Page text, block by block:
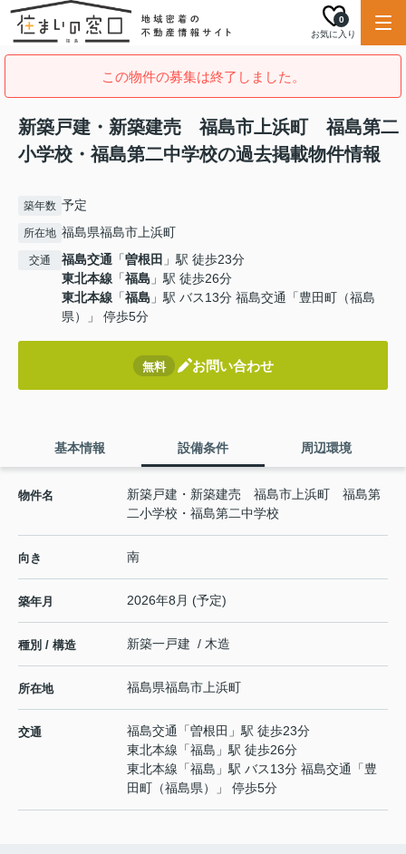
お気に入り
0
この物件の募集は終了しました。
新築戸建・新築建売 福島市上浜町 福島第二
小学校・福島第二中学校の過去掲載物件情報
築年数 予定
所在地 福島県福島市上浜町
交通 福島交通 「曽根田 」駅 徒歩23分
東北本線 「福島 」駅 徒歩26分
東北本線 「福島 」駅 バス13分 福島交通「豊田町（福島
県）」 停歩5分
無料 お問い合わせ
基本情報 設備条件 周辺環境
物件名
新築戸建・新築建売 福島市上浜町 福島第
二小学校・福島第二中学校
向き 南
築年月 2026年8月 (予定)
種別 / 構造 新築一戸建 / 木造
所在地 福島県福島市 上浜町
交通 福島交通 「曽根田 」駅 徒歩23分
東北本線 「福島 」駅 徒歩26分
東北本線 「福島 」駅 バス13分 福島交通「豊
田町（福島県）」 停歩5分